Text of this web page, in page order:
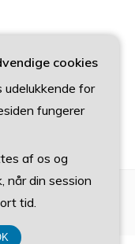
cookies
udelukkende for
fungerer
af os og
når din session
tid.